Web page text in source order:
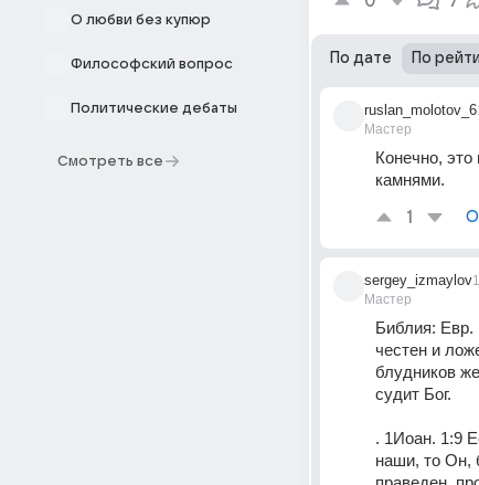
О любви без купюр
Философский вопрос
Политические дебаты
Смотреть все
По дате По
ruslan_molotov_6
Мастер
Конечно,
камнями.
1
sergey_izmaylov
Мастер
Библия: Евр.
честен и
блудников
судит Бог.
. 1Иоан. 1:9
наши, то Он,